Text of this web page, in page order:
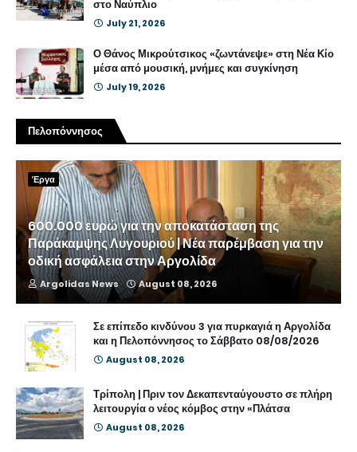
στο Ναύπλιο
July 21, 2026
Ο Θάνος Μικρούτσικος «ζωντάνεψε» στη Νέα Κίο
μέσα από μουσική, μνήμες και συγκίνηση
July 19, 2026
Πελοπόννησος
Έργα
600.000 ευρώ για την αποκατάσταση της
Παράκαμψης Λυγουριού | Νέα παρέμβαση για την
οδική ασφάλεια στην Αργολίδα
Argolidas News August 08, 2026
Σε επίπεδο κινδύνου 3 για πυρκαγιά η Αργολίδα
και η Πελοπόννησος το Σάββατο 08/08/2026
August 08, 2026
Τρίπολη | Πριν τον Δεκαπενταύγουστο σε πλήρη
λειτουργία ο νέος κόμβος στην «Πλάτσα
August 08, 2026